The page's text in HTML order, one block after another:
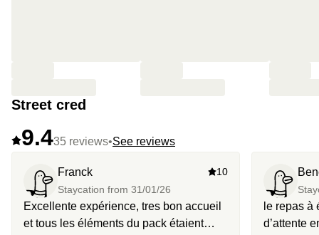
Street cred
9.435 reviews•See reviews
Franck
Staycation from 31/01/26
10
Excellente expérience, tres bon accueil
et tous les éléments du pack étaient
le repas à
d’attente